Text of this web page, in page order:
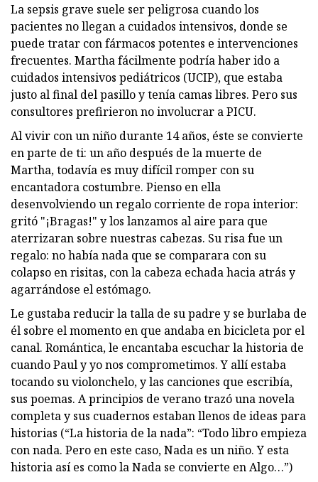
La sepsis grave suele ser peligrosa cuando los
pacientes no llegan a cuidados intensivos, donde se
puede tratar con fármacos potentes e intervenciones
frecuentes. Martha fácilmente podría haber ido a
cuidados intensivos pediátricos (UCIP), que estaba
justo al final del pasillo y tenía camas libres. Pero sus
consultores prefirieron no involucrar a PICU.
Al vivir con un niño durante 14 años, éste se convierte
en parte de ti: un año después de la muerte de
Martha, todavía es muy difícil romper con su
encantadora costumbre. Pienso en ella
desenvolviendo un regalo corriente de ropa interior:
gritó "¡Bragas!" y los lanzamos al aire para que
aterrizaran sobre nuestras cabezas. Su risa fue un
regalo: no había nada que se comparara con su
colapso en risitas, con la cabeza echada hacia atrás y
agarrándose el estómago.
Le gustaba reducir la talla de su padre y se burlaba de
él sobre el momento en que andaba en bicicleta por el
canal. Romántica, le encantaba escuchar la historia de
cuando Paul y yo nos comprometimos. Y allí estaba
tocando su violonchelo, y las canciones que escribía,
sus poemas. A principios de verano trazó una novela
completa y sus cuadernos estaban llenos de ideas para
historias (“La historia de la nada”: “Todo libro empieza
con nada. Pero en este caso, Nada es un niño. Y esta
historia así es como la Nada se convierte en Algo…”)